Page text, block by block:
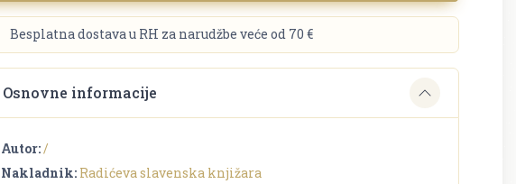
Besplatna dostava u RH za narudžbe veće od 70 €
Osnovne informacije
Autor:/
Nakladnik: Radićeva slavenska knjižara